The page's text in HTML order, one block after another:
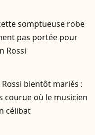
somptueuse robe
pas portée pour
Rossi
bientôt mariés :
courue où le musicien
célibat